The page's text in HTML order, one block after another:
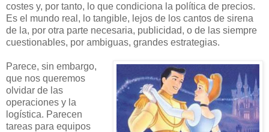
costes y, por tanto, lo que condiciona la política de precios.
Es el mundo real, lo tangible, lejos de los cantos de sirena
de la, por otra parte necesaria, publicidad, o de las siempre
cuestionables, por ambiguas, grandes estrategias.
Parece, sin embargo,
que nos queremos
olvidar de las
operaciones y la
logística. Parecen
tareas para equipos